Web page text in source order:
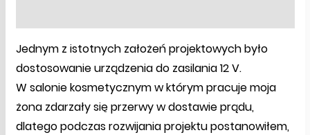
Jednym z istotnych założeń projektowych było
dostosowanie urządzenia do zasilania 12 V.
W salonie kosmetycznym w którym pracuje moja
żona zdarzały się przerwy w dostawie prądu,
dlatego podczas rozwijania projektu postanowiłem,